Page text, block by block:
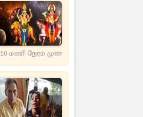
10 மணி நேரம் முன்